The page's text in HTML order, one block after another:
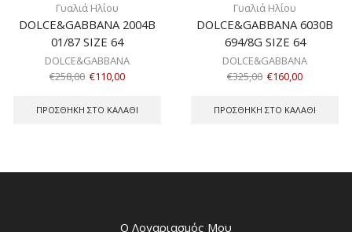
Γυαλιά Ηλίου
DOLCE&GABBANA 2004B
01/87 SIZE 64
DOLCE&GABBANA
€258,00 €110,00
ΠΡΟΣΘΉΚΗ ΣΤΟ ΚΑΛΆΘΙ
Γυαλιά Ηλίου
DOLCE&GABBANA 6030B
694/8G SIZE 64
DOLCE&GABBANA
€325,00 €160,00
ΠΡΟΣΘΉΚΗ ΣΤΟ ΚΑΛΆΘΙ
Ο Λογαριασμός Μου